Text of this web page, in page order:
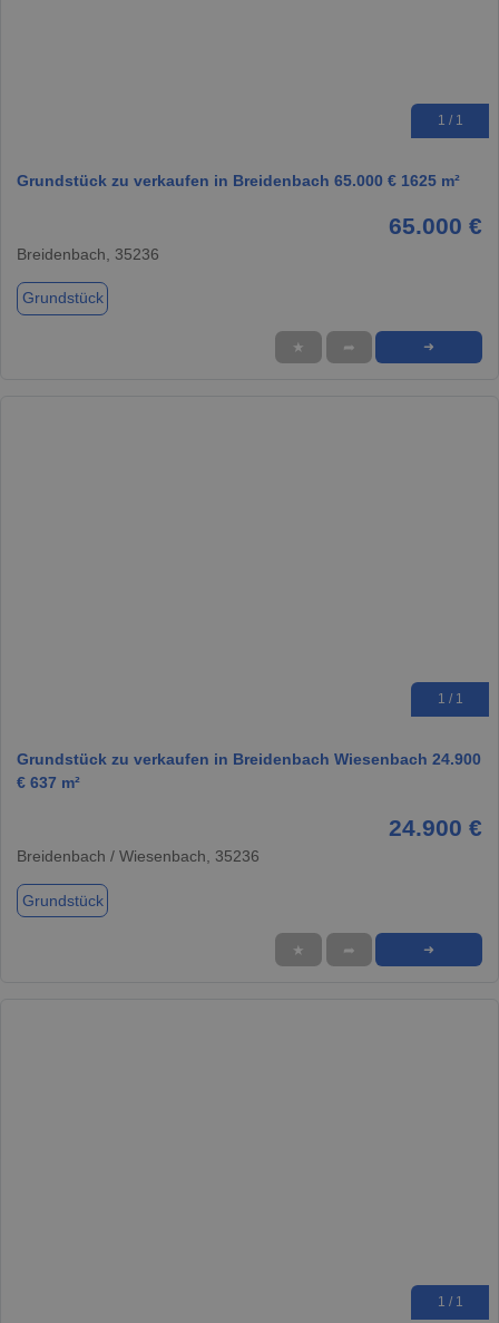
1 / 1
Grundstück zu verkaufen in Breidenbach 65.000 € 1625 m²
65.000 €
Breidenbach, 35236
Grundstück
★ ➦ ➜
1 / 1
Grundstück zu verkaufen in Breidenbach Wiesenbach 24.900
€ 637 m²
24.900 €
Breidenbach / Wiesenbach, 35236
Grundstück
★ ➦ ➜
1 / 1